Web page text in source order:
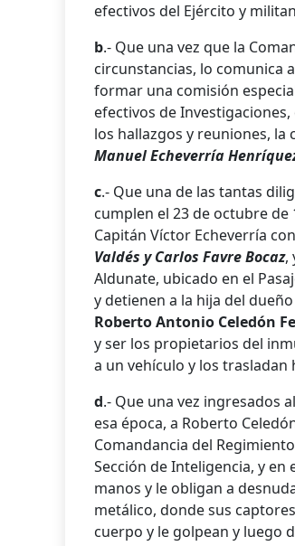
efectivos del Ejército y
b.- Que una vez que la
circunstancias, lo comunica
formar una comisión
efectivos de
los hallazgos y reuniones, la
Manuel Echeverría
c.- Que una de las tantas
cumplen el 23 de octubre
Capitán Víctor Echeverría
Valdés y Carlos Favre Bocaz,
Aldunate, ubicado en el
y detienen a la hija del dueño
Roberto Antonio Celedón
y ser los propietarios del
a un vehículo y los trasladan
d.- Que una vez ingresados al
esa época, a Roberto
Comandancia del
Sección de Inteligencia, y
manos y le obligan a
metálico, donde sus
cuerpo y le golpean y luego